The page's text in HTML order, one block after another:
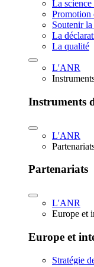
La science
Promotion
Soutenir
La
La qualité
L'ANR
Instruments
L'ANR
Partenariats
L'ANR
Europe et
Europe et
Stratégie